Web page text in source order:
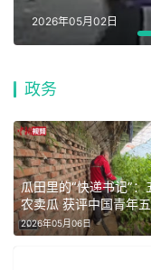
2026年05月02日
政务
瓜田里的“快递书记”：
农卖瓜 获评中国青年
2026年05月06日